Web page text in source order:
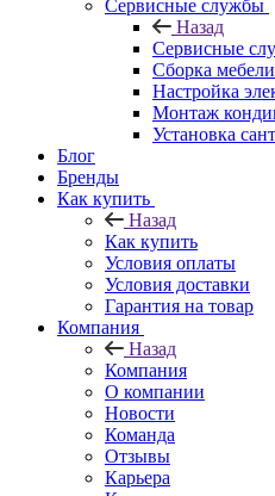
Сервисные службы
Назад
Сервисные
Сборка мебели
Настройка
Монтаж
Установка
Блог
Бренды
Как купить
Назад
Как купить
Условия оплаты
Условия доставки
Гарантия на товар
Компания
Назад
Компания
О компании
Новости
Команда
Отзывы
Карьера